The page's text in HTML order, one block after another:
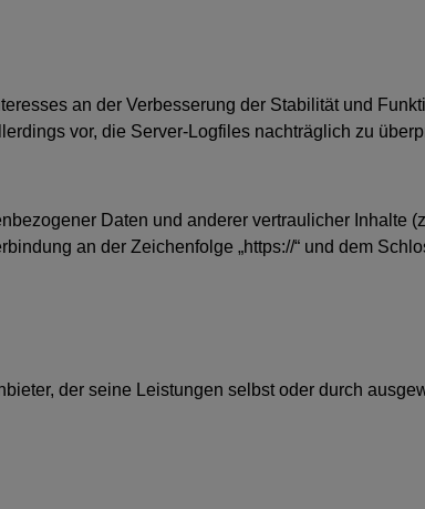
an der Verbesserung der Stabilität und
vor, die Server-Logfiles nachträglich zu
Daten und anderer vertraulicher Inhalte
an der Zeichenfolge „https://“ und dem
der seine Leistungen selbst oder durch